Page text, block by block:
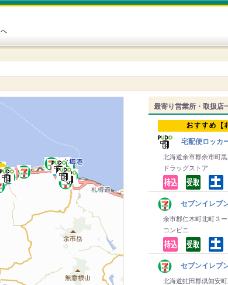
最寄り営業所・取扱店
宅配便ロッカ
北海道余市郡余市町
ドラッグストア
セブンイレ
余市郡仁木町北町３ー
コンビニ
セブンイレ
北海道虻田郡倶知安